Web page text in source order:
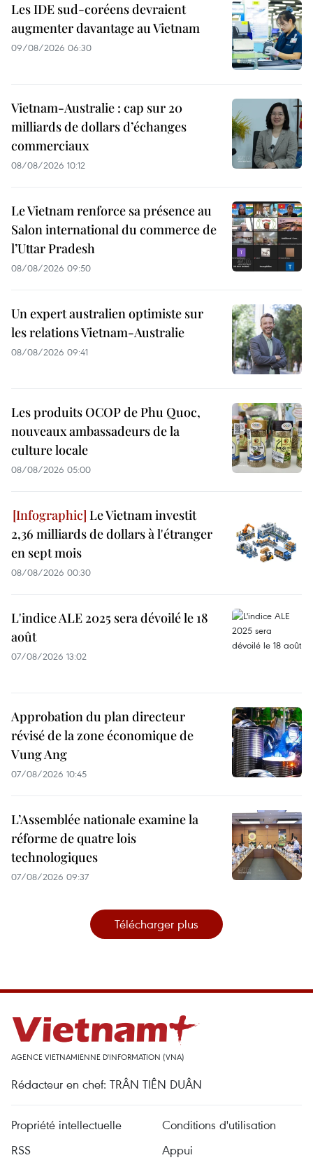
Les IDE sud-coréens devraient
augmenter davantage au Vietnam
09/08/2026 06:30
Vietnam-Australie : cap sur 20
milliards de dollars d’échanges
commerciaux
08/08/2026 10:12
Le Vietnam renforce sa présence au
Salon international du commerce de
l’Uttar Pradesh
08/08/2026 09:50
Un expert australien optimiste sur
les relations Vietnam-Australie
08/08/2026 09:41
Les produits OCOP de Phu Quoc,
nouveaux ambassadeurs de la
culture locale
08/08/2026 05:00
Le Vietnam investit
2,36 milliards de dollars à l'étranger
en sept mois
08/08/2026 00:30
L'indice ALE 2025 sera dévoilé le 18
août
07/08/2026 13:02
Approbation du plan directeur
révisé de la zone économique de
Vung Ang
07/08/2026 10:45
L’Assemblée nationale examine la
réforme de quatre lois
technologiques
07/08/2026 09:37
Télécharger plus
AGENCE VIETNAMIENNE D'INFORMATION (VNA)
Rédacteur en chef: TRÂN TIÊN DUÂN
Propriété intellectuelle
Conditions d'utilisation
RSS
Appui